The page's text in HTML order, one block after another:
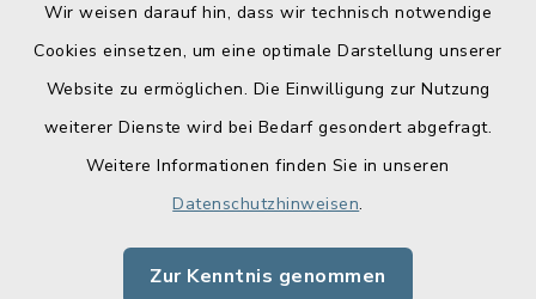
Wir weisen darauf hin, dass wir technisch notwendige
Cookies einsetzen, um eine optimale Darstellung unserer
Website zu ermöglichen. Die Einwilligung zur Nutzung
weiterer Dienste wird bei Bedarf gesondert abgefragt.
Weitere Informationen finden Sie in unseren
Datenschutzhinweisen.
Zur Kenntnis genommen
Datenschutz
Impressum
Sitemap
Cookie-Einstellungen